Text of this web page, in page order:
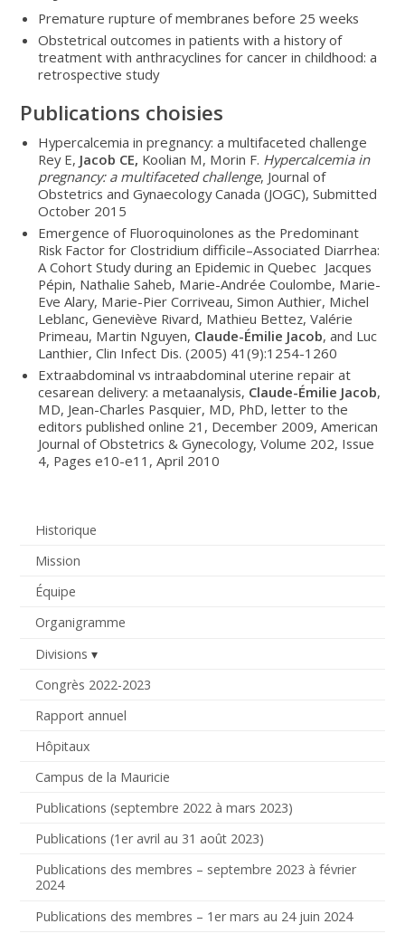
Historique
Mission
Équipe
Organigramme
Divisions
Congrès 2022-2023
Rapport annuel
Hôpitaux
Campus de la Mauricie
Publications (septembre 2022 à mars 2023)
Publications (1er avril au 31 août 2023)
Publications des membres – septembre 2023 à février
2024
Publications des membres – 1er mars au 24 juin 2024
Premature rupture of membranes before 25 weeks
Obstetrical outcomes in patients with a history of
treatment with anthracyclines for cancer in childhood: a
retrospective study
Publications choisies
Hypercalcemia in pregnancy: a multifaceted challenge
Rey E, Jacob CE, Koolian M, Morin F. Hypercalcemia in
pregnancy: a multifaceted challenge, Journal of
Obstetrics and Gynaecology Canada (JOGC), Submitted
October 2015
Emergence of Fluoroquinolones as the Predominant
Risk Factor for Clostridium difficile–Associated Diarrhea:
A Cohort Study during an Epidemic in Quebec Jacques
Pépin, Nathalie Saheb, Marie-Andrée Coulombe, Marie-
Eve Alary, Marie-Pier Corriveau, Simon Authier, Michel
Leblanc, Geneviève Rivard, Mathieu Bettez, Valérie
Primeau, Martin Nguyen, Claude-Émilie Jacob, and Luc
Lanthier, Clin Infect Dis. (2005) 41(9):1254-1260
Extraabdominal vs intraabdominal uterine repair at
cesarean delivery: a metaanalysis, Claude-Émilie Jacob,
MD, Jean-Charles Pasquier, MD, PhD, letter to the
editors published online 21, December 2009, American
Journal of Obstetrics & Gynecology, Volume 202, Issue
4, Pages e10-e11, April 2010